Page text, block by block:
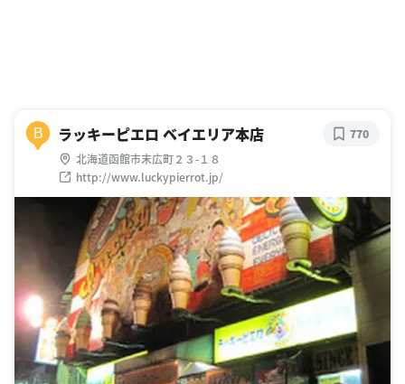
B ラッキーピエロ ベイエリア本店
北海道函館市末広町２３-１８
http://www.luckypierrot.jp/
770